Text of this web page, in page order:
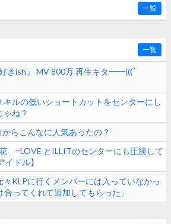
一覧
一覧
きish』 MV 800万 再生キタ━━(((ﾟ
ルの低いショートカットをセンターにし
ね？
らこんなに人気あったの？
花 =LOVE とILLITのセンターにも圧勝して
イドル】
KLPに行くメンバーには入っていなかっ
ってくれて追加してもらった」